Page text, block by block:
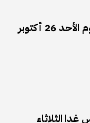
بدء التوقيت الشتوي في البلاد يوم الأحد 26 أكتوبر